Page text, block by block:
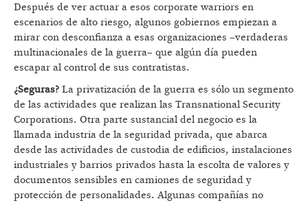
Después de ver actuar a esos corporate warriors en
escenarios de alto riesgo, algunos gobiernos empiezan a
mirar con desconfianza a esas organizaciones –verdaderas
multinacionales de la guerra– que algún día pueden
escapar al control de sus contratistas.
¿Seguras? La privatización de la guerra es sólo un segmento
de las actividades que realizan las Transnational Security
Corporations. Otra parte sustancial del negocio es la
llamada industria de la seguridad privada, que abarca
desde las actividades de custodia de edificios, instalaciones
industriales y barrios privados hasta la escolta de valores y
documentos sensibles en camiones de seguridad y
protección de personalidades. Algunas compañías no